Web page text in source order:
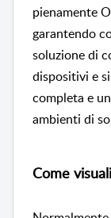
pienamente
garantendo
soluzione di
dispositivi e
completa e
ambienti di
Come